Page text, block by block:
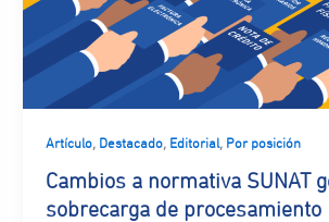
Artículo, Destacado, Editorial, Por posición
Cambios a normativa SUNAT
sobrecarga de procesamiento